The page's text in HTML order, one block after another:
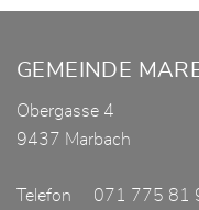
GEMEINDE
Obergasse 4
9437 Marbach
Telefon
071 775 81